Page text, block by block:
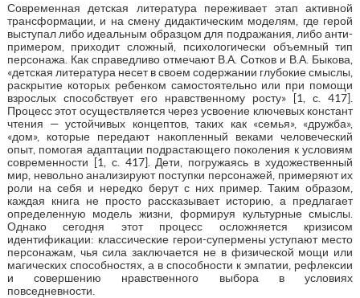
Современная детская литература переживает этап активной
трансформации, и на смену дидактическим моделям, где герой
выступал либо идеальным образцом для подражания, либо анти-
примером, приходит сложный, психологически объемный тип
персонажа. Как справедливо отмечают В.А. Сотков и В.А. Быкова,
«детская литература несет в своем содержании глубокие смыслы,
раскрытие которых ребенком самостоятельно или при помощи
взрослых способствует его нравственному росту» [1, с. 417].
Процесс этот осуществляется через усвоение ключевых констант
чтения — устойчивых концептов, таких как «семья», «дружба»,
«дом», которые передают накопленный веками человеческий
опыт, помогая адаптации подрастающего поколения к условиям
современности [1, с. 417]. Дети, погружаясь в художественный
мир, невольно анализируют поступки персонажей, примеряют их
роли на себя и нередко берут с них пример. Таким образом,
каждая книга не просто рассказывает историю, а предлагает
определенную модель жизни, формируя культурные смыслы.
Однако сегодня этот процесс осложняется кризисом
идентификации: классические герои-супермены уступают место
персонажам, чья сила заключается не в физической мощи или
магических способностях, а в способности к эмпатии, рефлексии
и совершению нравственного выбора в условиях
повседневности.